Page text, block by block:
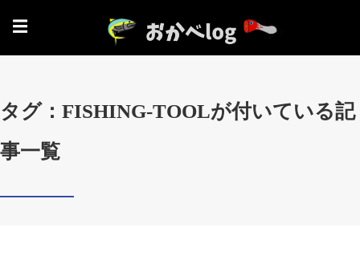
☰
タグ：FISHING-TOOLが付いている記
事一覧